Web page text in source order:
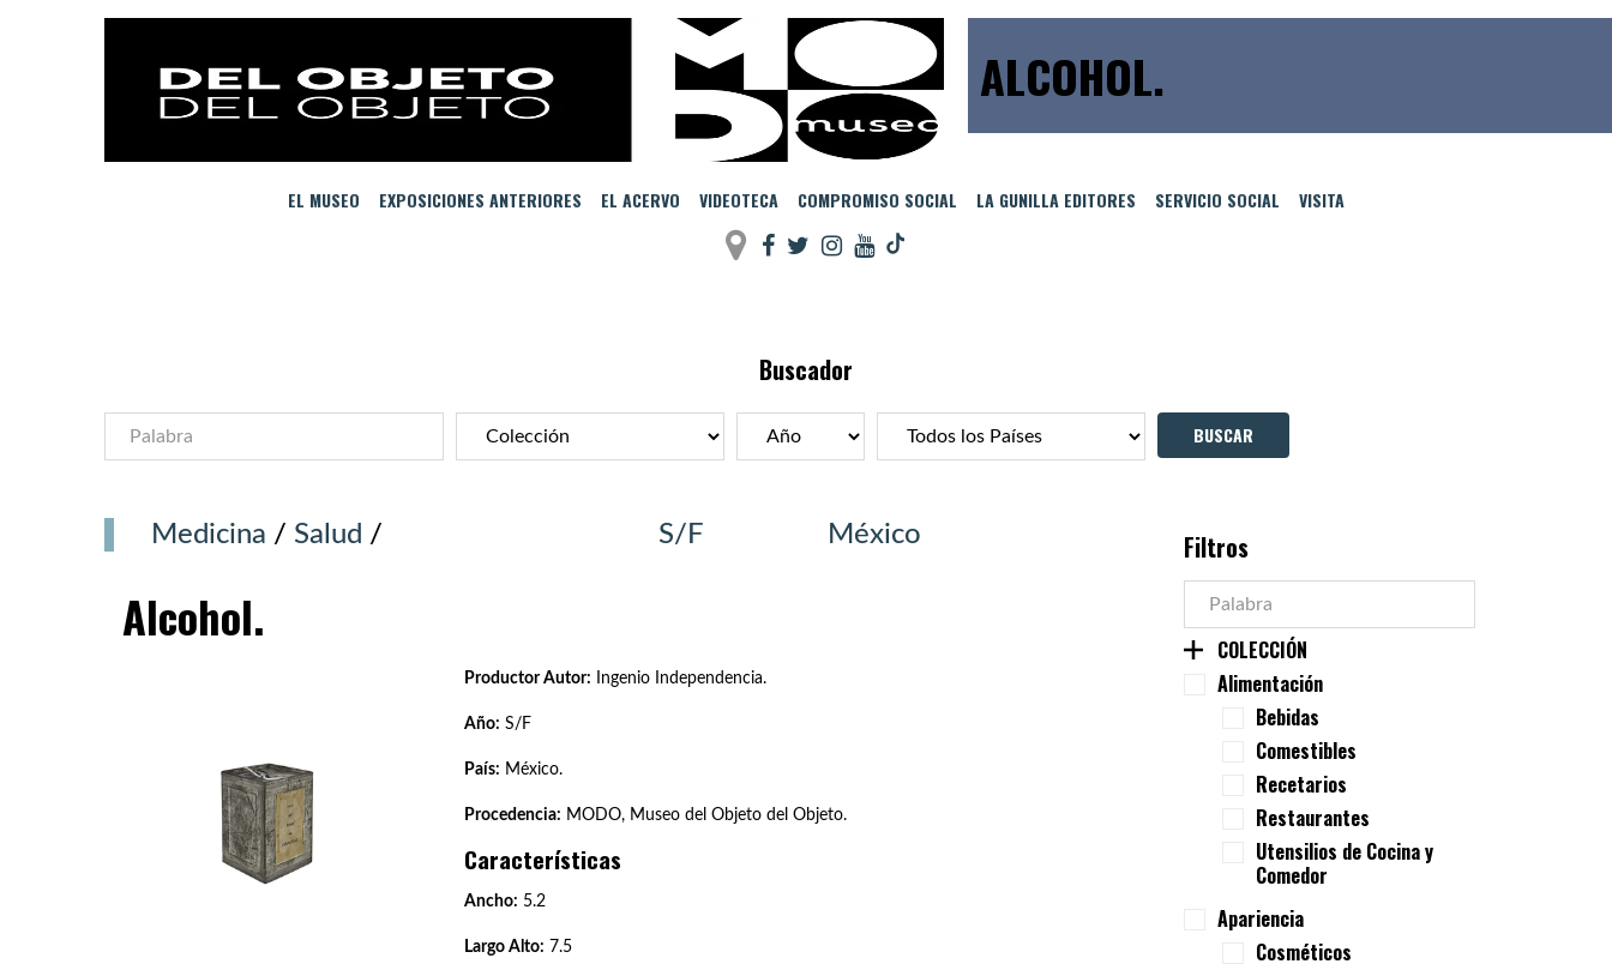
ALCOHOL.
EL MUSEO EXPOSICIONES ANTERIORES EL ACERVO VIDEOTECA COMPROMISO SOCIAL LA GUNILLA EDITORES SERVICIO SOCIAL VISITA
Buscador
Medicina / Salud / S/F México
Alcohol.
Productor Autor: Ingenio Independencia.
Año: S/F
País: México.
Procedencia: MODO, Museo del Objeto del Objeto.
Características
Ancho: 5.2
Largo Alto: 7.5
Filtros
COLECCIÓN
Alimentación
Bebidas
Comestibles
Recetarios
Restaurantes
Utensilios de Cocina y
Comedor
Apariencia
Cosméticos